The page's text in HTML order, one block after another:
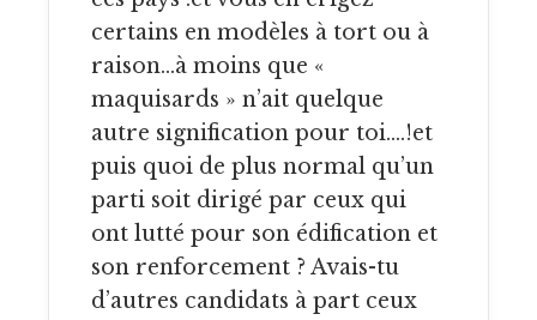
certains en modèles à tort ou à
raison…à moins que «
maquisards » n’ait quelque
autre signification pour toi….!et
puis quoi de plus normal qu’un
parti soit dirigé par ceux qui
ont lutté pour son édification et
son renforcement ? Avais-tu
d’autres candidats à part ceux